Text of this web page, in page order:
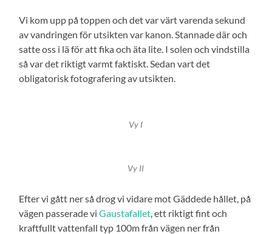
Vi kom upp på toppen och det var värt varenda sekund
av vandringen för utsikten var kanon. Stannade där och
satte oss i lä för att fika och äta lite. I solen och vindstilla
så var det riktigt varmt faktiskt. Sedan vart det
obligatorisk fotografering av utsikten.
Vy I
Vy II
Efter vi gått ner så drog vi vidare mot Gäddede hållet, på
vägen passerade viGaustafallet , ett riktigt fint och
kraftfullt vattenfall typ 100m från vägen ner från